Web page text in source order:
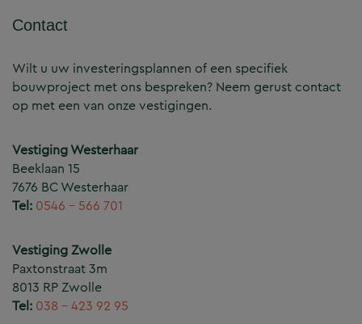
Contact
Wilt u uw investeringsplannen of een specifiek
bouwproject met ons bespreken? Neem gerust contact
op met een van onze vestigingen.
Vestiging Westerhaar
Beeklaan 15
7676 BC Westerhaar
Tel: 0546 – 566 701
Vestiging Zwolle
Paxtonstraat 3m
8013 RP Zwolle
Tel: 038 – 423 92 95